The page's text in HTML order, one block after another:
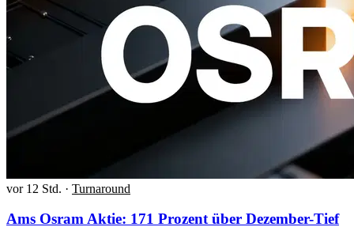
vor 12 Std. · Turnaround
Ams Osram Aktie: 171 Prozent über Dezember-Tief